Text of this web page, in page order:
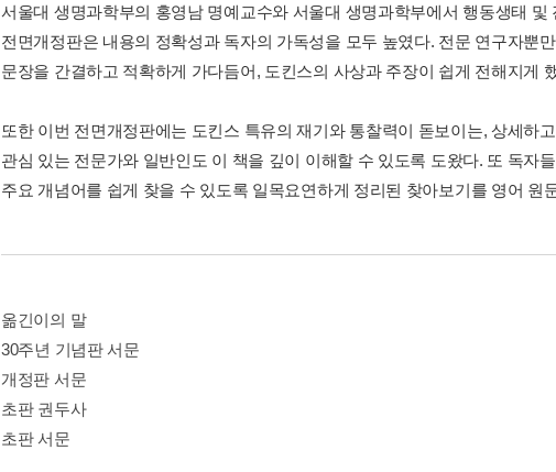
서울대 생명과학부의 홍영남 명예교수와 서울대 생명과학부에서 행동생태
전면개정판은 내용의 정확성과 독자의 가독성을 모두 높였다. 전문 연구자뿐
문장을 간결하고 적확하게 가다듬어, 도킨스의 사상과 주장이 쉽게 전해지게
또한 이번 전면개정판에는 도킨스 특유의 재기와 통찰력이 돋보이는, 상세하
관심 있는 전문가와 일반인도 이 책을 깊이 이해할 수 있도록 도왔다. 또 독자
주요 개념어를 쉽게 찾을 수 있도록 일목요연하게 정리된 찾아보기를 영어 원
옮긴이의 말
30주년 기념판 서문
개정판 서문
초판 권두사
초판 서문